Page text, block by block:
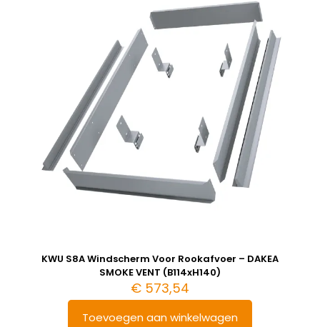
KWU S8A Windscherm Voor Rookafvoer – DAKEA
SMOKE VENT (B114xH140)
€ 573,54
Toevoegen aan winkelwagen